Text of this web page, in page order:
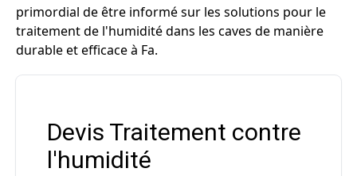
primordial de être informé sur les solutions pour le
traitement de l'humidité dans les caves de manière
durable et efficace à Fa.
Devis Traitement contre
l'humidité